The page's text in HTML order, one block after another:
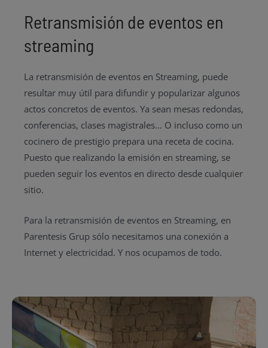
Retransmisión de eventos en
streaming
La retransmisión de eventos en Streaming, puede
resultar muy útil para difundir y popularizar algunos
actos concretos de eventos. Ya sean mesas redondas,
conferencias, clases magistrales… O incluso como un
cocinero de prestigio prepara una receta de cocina.
Puesto que realizando la emisión en streaming, se
pueden seguir los eventos en directo desde cualquier
sitio.
Para la retransmisión de eventos en Streaming, en
Parentesis Grup sólo necesitamos una conexión a
Internet y electricidad. Y nos ocupamos de todo.